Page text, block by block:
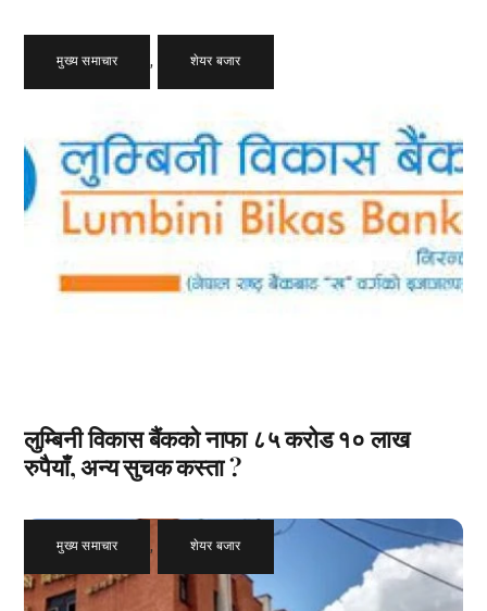
मुख्य समाचार , शेयर बजार
लुम्बिनी विकास बैंकको नाफा ८५ करोड १० लाख
रुपैयाँ, अन्य सुचक कस्ता ?
मुख्य समाचार , शेयर बजार